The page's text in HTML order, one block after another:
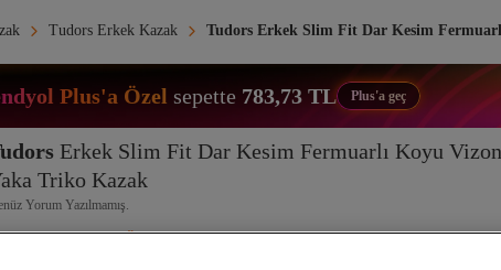
Tudors Erkek Kazak Tudors Erkek Slim Fit Dar Kesim
Plus'a Özel sepette 783,73 TL Plus'a geç
Erkek Slim Fit Dar Kesim Fermuarlı Koyu
Triko Kazak
Yorum Yazılmamış.
Trendyol Plus'a Özel